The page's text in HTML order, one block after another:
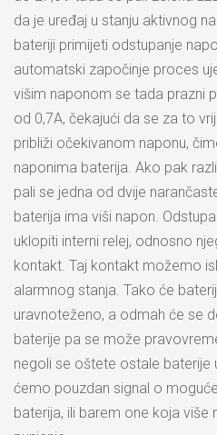
da je uređaj u stanju aktivnog
bateriji primijeti odstupanje
automatski započinje proces
višim naponom se tada prazni
od 0,7A, čekajući da se za to
približi očekivanom naponu,
naponima baterija. Ako pak
pali se jedna od dvije
baterija ima viši napon.
uklopiti interni relej, odnosno
kontakt. Taj kontakt možemo
alarmnog stanja. Tako će
uravnoteženo, a odmah će se
baterije pa se može
negoli se oštete ostale baterije
ćemo pouzdan signal o
baterija, ili barem one koja više